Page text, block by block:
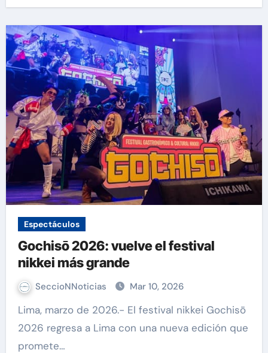
Espectáculos
Gochisō 2026: vuelve el festival
nikkei más grande
SeccioNNoticias Mar 10, 2026
Lima, marzo de 2026.- El festival nikkei Gochisō
2026 regresa a Lima con una nueva edición que
promete…